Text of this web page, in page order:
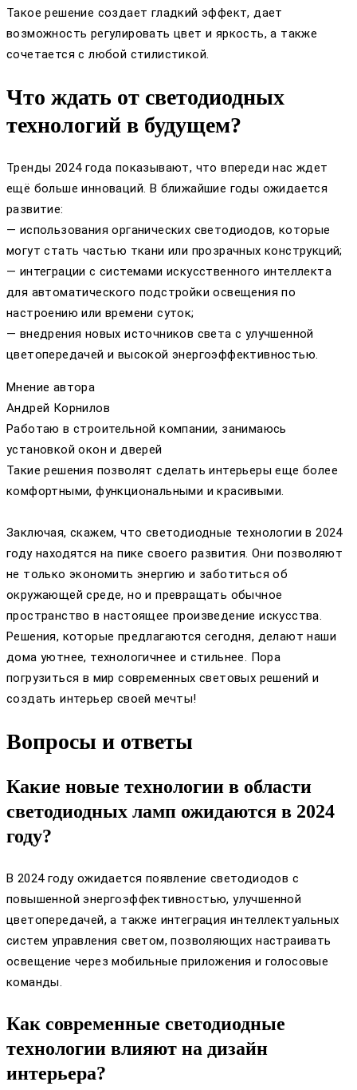
Такое решение создает гладкий эффект, дает
возможность регулировать цвет и яркость, а также
сочетается с любой стилистикой.
Что ждать от светодиодных
технологий в будущем?
Тренды 2024 года показывают, что впереди нас ждет
ещё больше инноваций. В ближайшие годы ожидается
развитие:
— использования органических светодиодов, которые
могут стать частью ткани или прозрачных конструкций;
— интеграции с системами искусственного интеллекта
для автоматического подстройки освещения по
настроению или времени суток;
— внедрения новых источников света с улучшенной
цветопередачей и высокой энергоэффективностью.
Мнение автора
Андрей Корнилов
Работаю в строительной компании, занимаюсь
установкой окон и дверей
Такие решения позволят сделать интерьеры еще более
комфортными, функциональными и красивыми.
Заключая, скажем, что светодиодные технологии в 2024
году находятся на пике своего развития. Они позволяют
не только экономить энергию и заботиться об
окружающей среде, но и превращать обычное
пространство в настоящее произведение искусства.
Решения, которые предлагаются сегодня, делают наши
дома уютнее, технологичнее и стильнее. Пора
погрузиться в мир современных световых решений и
создать интерьер своей мечты!
Вопросы и ответы
Какие новые технологии в области
светодиодных ламп ожидаются в 2024
году?
В 2024 году ожидается появление светодиодов с
повышенной энергоэффективностью, улучшенной
цветопередачей, а также интеграция интеллектуальных
систем управления светом, позволяющих настраивать
освещение через мобильные приложения и голосовые
команды.
Как современные светодиодные
технологии влияют на дизайн
интерьера?